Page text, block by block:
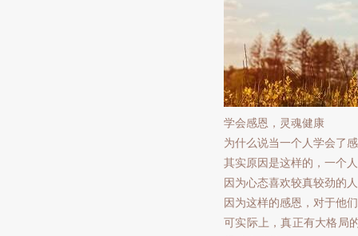
学会感恩，灵魂健康
为什么说当一个人学会了
其实原因是这样的，一个
因为心态喜欢较真较劲的
因为这样的感恩，对于他
可实际上，真正有大格局